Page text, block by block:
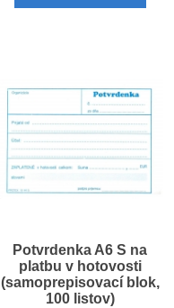
Potvrdenka A6 S na
platbu v hotovosti
(samoprepisovací blok,
100 listov)